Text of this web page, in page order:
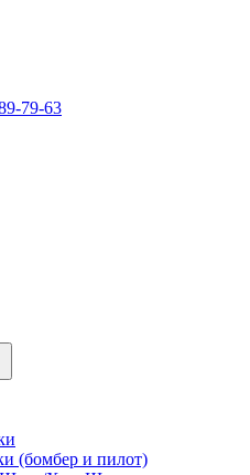
79-63
(бомбер и пилот)